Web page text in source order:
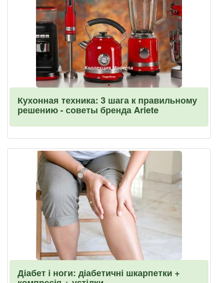
Кухонная техника: 3 шага к правильному
решению - советы бренда Ariete
Діабет і ноги: діабетичні шкарпетки +